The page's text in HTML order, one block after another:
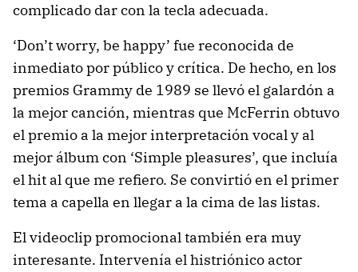
complicado dar con la tecla adecuada.
‘Don’t worry, be happy’ fue reconocida de
inmediato por público y crítica. De hecho, en los
premios Grammy de 1989 se llevó el galardón a
la mejor canción, mientras que McFerrin obtuvo
el premio a la mejor interpretación vocal y al
mejor álbum con ‘Simple pleasures’, que incluía
el hit al que me refiero. Se convirtió en el primer
tema a capella en llegar a la cima de las listas.
El videoclip promocional también era muy
interesante. Intervenía el histriónico actor